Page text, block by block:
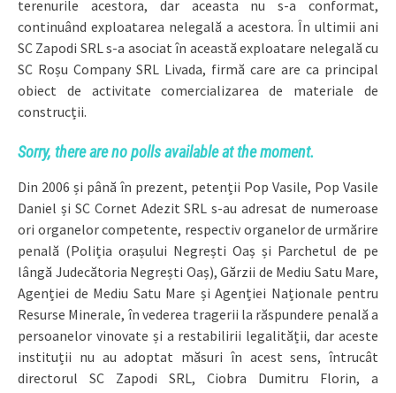
terenurile acestora, dar aceasta nu s-a conformat,
continuând exploatarea nelegală a acestora. În ultimii ani
SC Zapodi SRL s-a asociat în această exploatare nelegală cu
SC Roșu Company SRL Livada, firmă care are ca principal
obiect de activitate comercializarea de materiale de
construcții.
Sorry, there are no polls available at the moment.
Din 2006 și până în prezent, petenții Pop Vasile, Pop Vasile
Daniel și SC Cornet Adezit SRL s-au adresat de numeroase
ori organelor competente, respectiv organelor de urmărire
penală (Poliția orașului Negrești Oaș și Parchetul de pe
lângă Judecătoria Negrești Oaș), Gărzii de Mediu Satu Mare,
Agenției de Mediu Satu Mare și Agenției Naționale pentru
Resurse Minerale, în vederea tragerii la răspundere penală a
persoanelor vinovate și a restabilirii legalității, dar aceste
instituții nu au adoptat măsuri în acest sens, întrucât
directorul SC Zapodi SRL, Ciobra Dumitru Florin, a